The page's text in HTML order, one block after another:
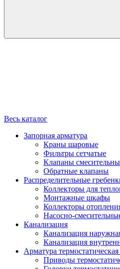
Весь каталог
Запорная арматура
Краны шаровые
Фильтры сетчатые
Клапаны
Обратные клапаны
Распределительные
Коллекторы для
Монтажные шкафы
Коллекторы
Насосно-
Канализация
Канализация
Канализация
Арматура
Приводы